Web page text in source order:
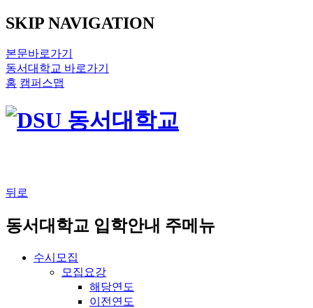
SKIP NAVIGATION
본문바로가기
동서대학교 바로가기
홈 캠퍼스맵
뒤로
동서대학교 입학안내 주메뉴
수시모집
모집요강
해당연도
이전연도